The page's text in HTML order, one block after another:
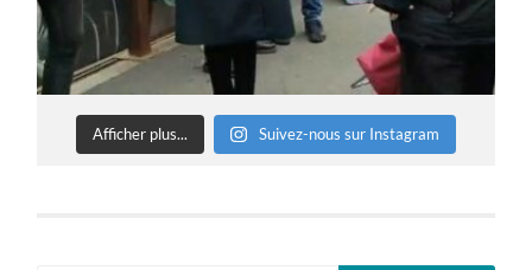
Afficher plus... Suivez-nous sur Instagram